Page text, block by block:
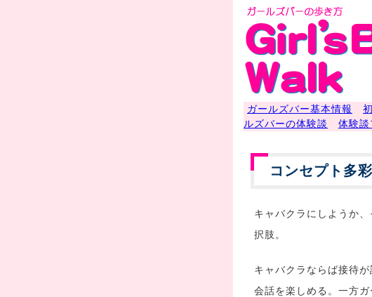
ガールズバー基本情報
ルズバーの体験談
体験談
コンセプト多
キャバクラにしようか
択肢。
キャバクラならば接待
会話を楽しめる。一方